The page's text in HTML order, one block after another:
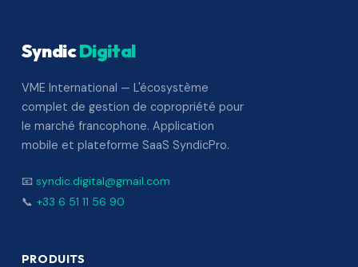
SyndicDigital
VME International — L'écosystème
complet de gestion de copropriété pour
le marché francophone. Application
mobile et plateforme SaaS SyndicPro.
📧 syndic.digital@gmail.com
📞 +33 6 51 11 56 90
PRODUITS